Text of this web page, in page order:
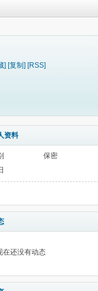
] [复制] [RSS]
资料
保密
在还没有动态